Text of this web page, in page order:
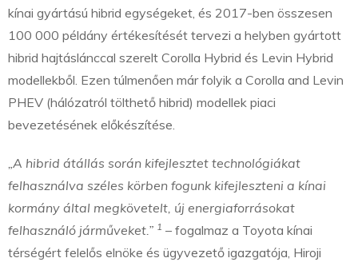
kínai gyártású hibrid egységeket, és 2017-ben összesen
100 000 példány értékesítését tervezi a helyben gyártott
hibrid hajtáslánccal szerelt Corolla Hybrid és Levin Hybrid
modellekből. Ezen túlmenően már folyik a Corolla and Levin
PHEV (hálózatról tölthető hibrid) modellek piaci
bevezetésének előkészítése.
„A hibrid átállás során kifejlesztet technológiákat
felhasználva széles körben fogunk kifejleszteni a kínai
kormány által megkövetelt, új energiaforrásokat
felhasználó járműveket.” 1 – fogalmaz a Toyota kínai
térségért felelős elnöke és ügyvezető igazgatója, Hiroji